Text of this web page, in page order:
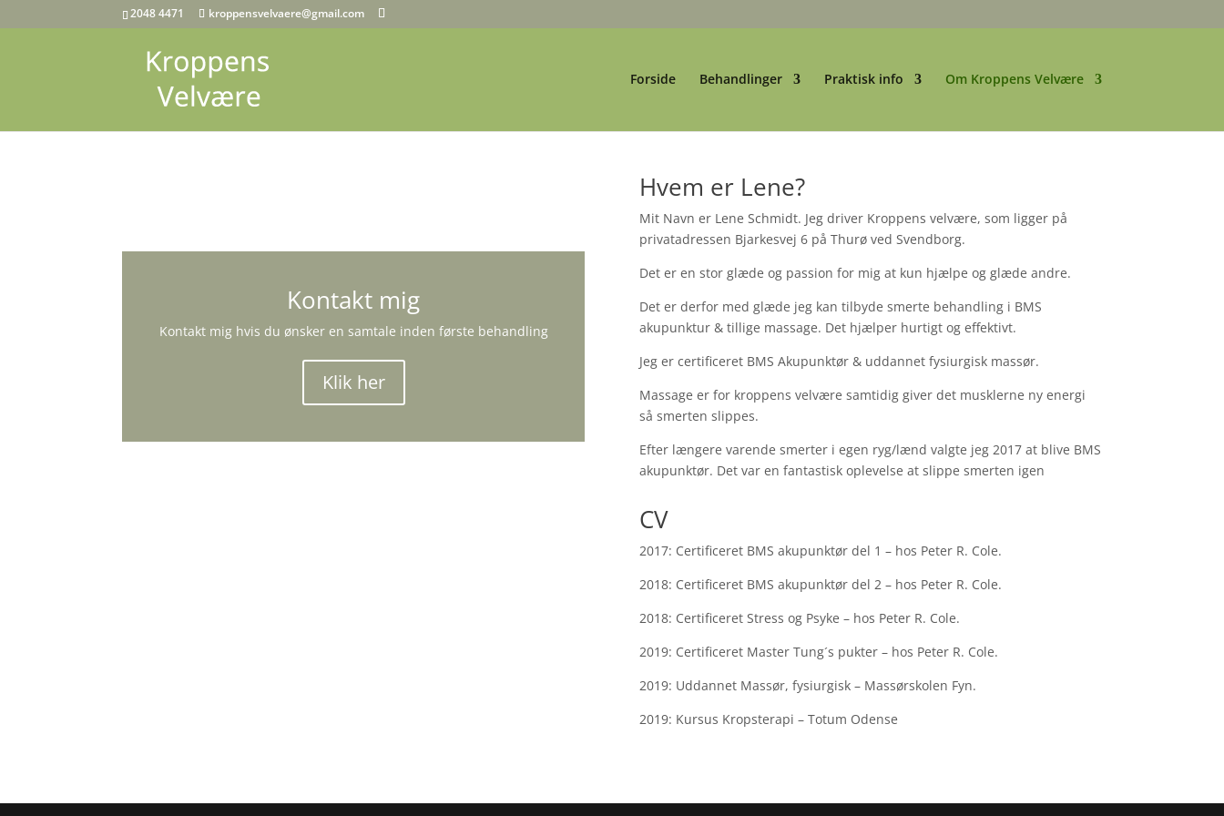
2048 4471 kroppensvelvaere@gmail.com
Forside Behandlinger Praktisk info Om Kroppens Velvære
Kontakt mig
Kontakt mig hvis du ønsker en samtale inden første behandling
Klik her
Hvem er Lene?
Mit Navn er Lene Schmidt. Jeg driver Kroppens velvære, som ligger på
privatadressen Bjarkesvej 6 på Thurø ved Svendborg.
Det er en stor glæde og passion for mig at kun hjælpe og glæde andre.
Det er derfor med glæde jeg kan tilbyde smerte behandling i BMS
akupunktur & tillige massage. Det hjælper hurtigt og effektivt.
Jeg er certificeret BMS Akupunktør & uddannet fysiurgisk massør.
Massage er for kroppens velvære samtidig giver det musklerne ny energi
så smerten slippes.
Efter længere varende smerter i egen ryg/lænd valgte jeg 2017 at blive BMS
akupunktør. Det var en fantastisk oplevelse at slippe smerten igen
CV
2017: Certificeret BMS akupunktør del 1 – hos Peter R. Cole.
2018: Certificeret BMS akupunktør del 2 – hos Peter R. Cole.
2018: Certificeret Stress og Psyke – hos Peter R. Cole.
2019: Certificeret Master Tung´s pukter – hos Peter R. Cole.
2019: Uddannet Massør, fysiurgisk – Massørskolen Fyn.
2019: Kursus Kropsterapi – Totum Odense